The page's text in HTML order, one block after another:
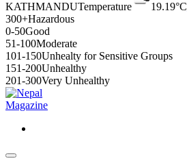
KATHMANDUTemperature 19.19°C
300+Hazardous
0-50Good
51-100Moderate
101-150Unhealty for Sensitive Groups
151-200Unhealthy
201-300Very Unhealthy